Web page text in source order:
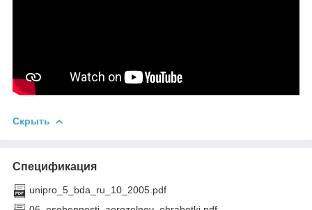
Скрыть
Спецификация
unipro_5_bda_ru_10_2005.pdf